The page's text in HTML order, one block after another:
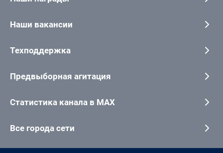
Наши вакансии
Техподдержка
Предвыборная агитация
Статистика канала в MAX
Все города сети